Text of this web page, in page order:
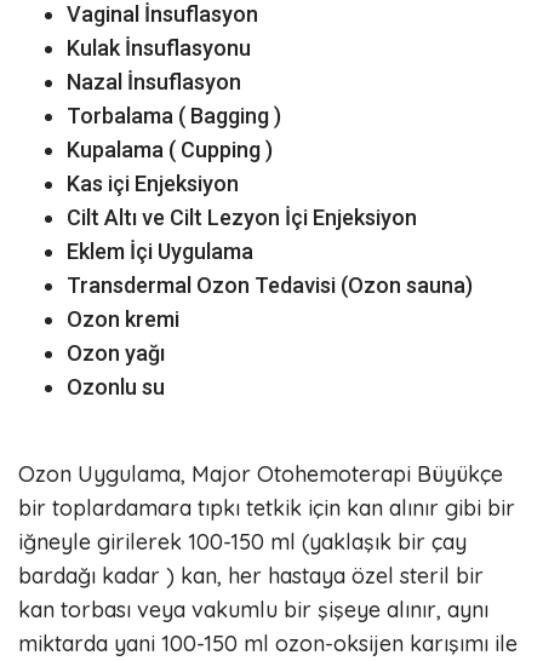
Vaginal İnsuflasyon
Kulak İnsuflasyonu
Nazal İnsuflasyon
Torbalama ( Bagging )
Kupalama ( Cupping )
Kas içi Enjeksiyon
Cilt Altı ve Cilt Lezyon İçi Enjeksiyon
Eklem İçi Uygulama
Transdermal Ozon Tedavisi (Ozon sauna)
Ozon kremi
Ozon yağı
Ozonlu su
Ozon Uygulama, Major Otohemoterapi Büyükçe
bir toplardamara tıpkı tetkik için kan alınır gibi bir
iğneyle girilerek 100-150 ml (yaklaşık bir çay
bardağı kadar ) kan, her hastaya özel steril bir
kan torbası veya vakumlu bir şişeye alınır, aynı
miktarda yani 100-150 ml ozon-oksijen karışımı ile